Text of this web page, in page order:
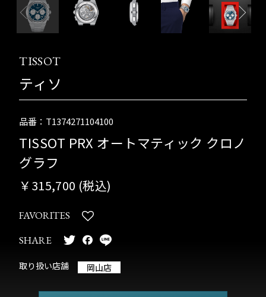
TISSOT
ティソ
品番：T1374271104100
TISSOT PRX オートマティック クロノ
グラフ
￥315,700 (税込)
FAVORITES
SHARE
取り扱い店舗 岡山店